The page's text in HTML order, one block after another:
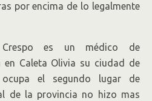
por encima de lo legalmente
es un médico de
en Caleta Olivia su ciudad de
el segundo lugar de
de la provincia no hizo mas